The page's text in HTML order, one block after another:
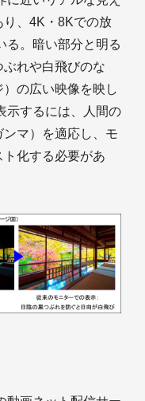
、4K・8Kでの放
る。暗い部分と明る
れや白飛びのな
の広い映像を映し
示するには、人間の
マ）を適応し、モ
化する必要があ